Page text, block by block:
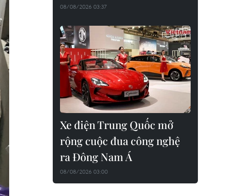
08/08/2026 03:37
Xe điện Trung Quốc mở
rộng cuộc đua công nghệ
ra Đông Nam Á
08/08/2026 03:00